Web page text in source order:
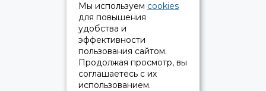
Мы используем cookies
для повышения
удобства и
эффективности
пользования сайтом.
Продолжая просмотр, вы
соглашаетесь с их
использованием.